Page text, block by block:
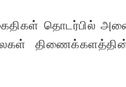
தொடர்பில்